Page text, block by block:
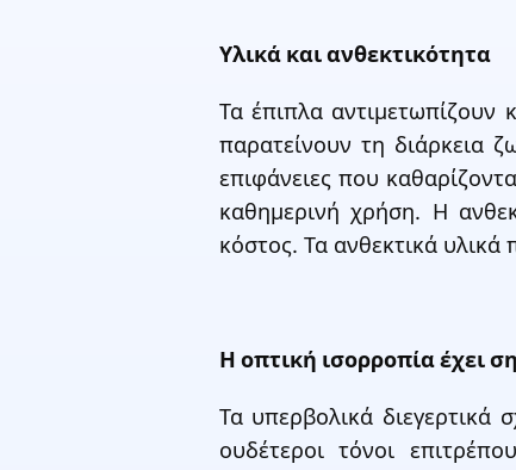
Υλικά και ανθεκτικότητα
Τα έπιπλα αντιμετωπίζουν
παρατείνουν τη διάρκεια
επιφάνειες που
καθημερινή χρήση. Η
κόστος. Τα ανθεκτικά
Η οπτική ισορροπία έχει
Τα υπερβολικά
ουδέτεροι τόνοι